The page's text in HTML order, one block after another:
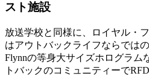
スト施設
放送学校と同様に、ロイヤル・
はアウトバックライフならでは
Flynnの等身大サイズホログラム
トバックのコミュニティーで